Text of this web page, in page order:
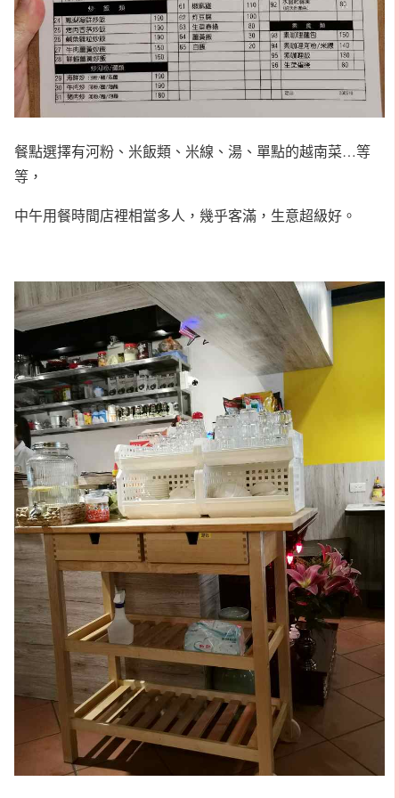
餐點選擇有河粉、米飯類、米線、湯、單點的越南菜…等
等，
中午用餐時間店裡相當多人，幾乎客滿，生意超級好。